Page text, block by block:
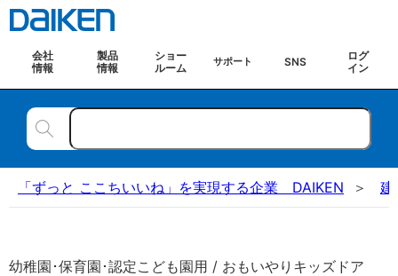
会社
情報
製品
情報
ショー
ルーム
サポート SNS
ログ
イン
「ずっと ここちいいね」を実現する企業 DAIKEN 建
幼稚園･保育園･認定こども園用 / おもいやりキッズドア